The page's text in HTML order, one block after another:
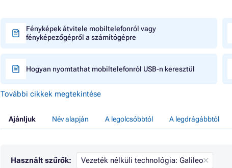
Fényképek átvitele mobiltelefonról vagy
fényképezőgépről a számítógépre
Hogyan nyomtathat mobiltelefonról USB-n keresztül
További cikkek megtekintése
Ajánljuk Név alapján A legolcsóbbtól A legdrágábbtól
Használt szűrők: Vezeték nélküli technológia: Galileo